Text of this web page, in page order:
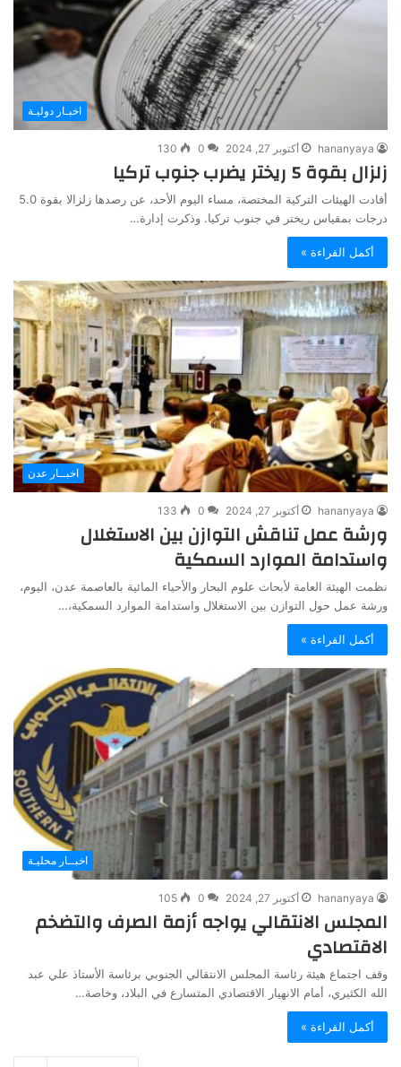
اخبـار دوليـة
hananyaya أكتوبر 27, 2024 0
130
زلزال بقوة 5 ريختر يضرب جنوب تركيا
أفادت الهيئات التركية المختصة، مساء اليوم الأحد، عن رصدها زلزالا بقوة 5.0
درجات بمقياس ريختر في جنوب تركيا. وذكرت إدارة…
أكمل القراءة »
اخبــار عدن
hananyaya أكتوبر 27, 2024 0
133
ورشة عمل تناقش التوازن بين الاستغلال
واستدامة الموارد السمكية
نظمت الهيئة العامة لأبحاث علوم البحار والأحياء المائية بالعاصمة عدن، اليوم،
ورشة عمل حول التوازن بين الاستغلال واستدامة الموارد السمكية،…
أكمل القراءة »
اخبــار محليـة
hananyaya أكتوبر 27, 2024 0
105
المجلس الانتقالي يواجه أزمة الصرف والتضخم
الاقتصادي
وقف اجتماع هيئة رئاسة المجلس الانتقالي الجنوبي برئاسة الأستاذ علي عبد
الله الكثيري، أمام الانهيار الاقتصادي المتسارع في البلاد، وخاصة…
أكمل القراءة »